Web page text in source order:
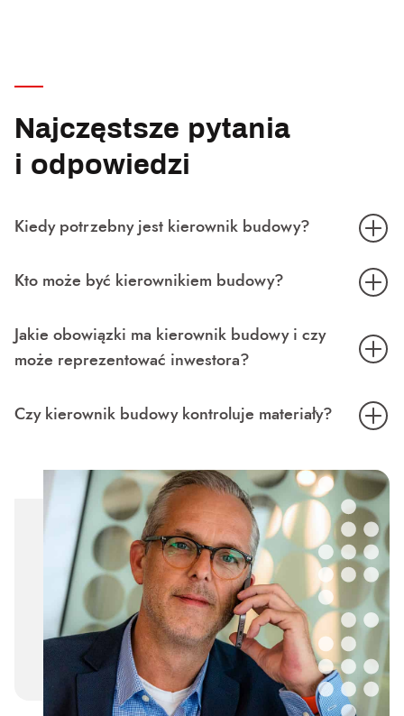
Najczęstsze pytania
i odpowiedzi
Kiedy potrzebny jest kierownik budowy?
Kto może być kierownikiem budowy?
Jakie obowiązki ma kierownik budowy i czy
może reprezentować inwestora?
Czy kierownik budowy kontroluje materiały?